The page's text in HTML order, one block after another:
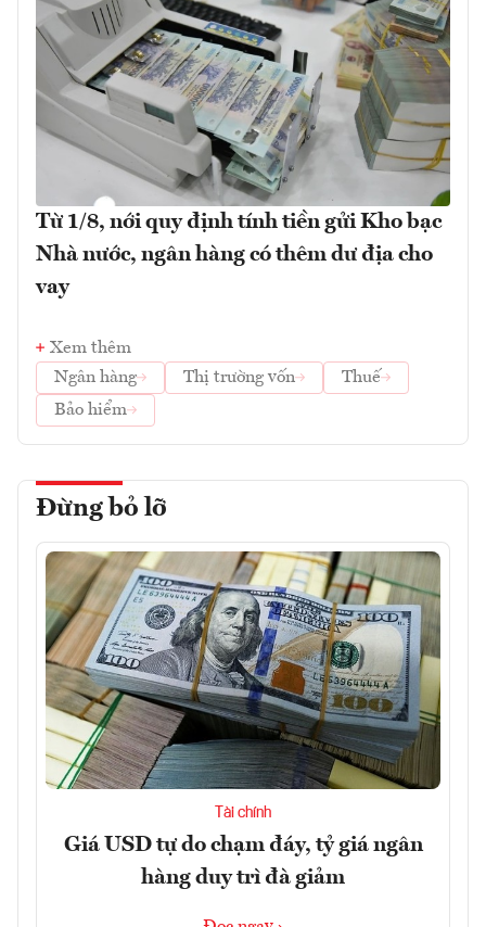
Từ 1/8, nới quy định tính tiền gửi Kho bạc
Nhà nước, ngân hàng có thêm dư địa cho
vay
Xem thêm
Ngân hàng
Thị trường vốn
Thuế
Bảo hiểm
Đừng bỏ lỡ
Tài chính
Giá USD tự do chạm đáy, tỷ giá ngân
hàng duy trì đà giảm